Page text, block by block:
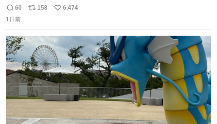
でない程潰れてまして」って えっ😳 見に行くとこの状態
😭 海渡ってくる時に潰れたっぽい 「一旦戻して新しいの
て事で中身無事だったから連れて帰って来た😅 壊れる物な
くて良かった
返
信
60
リ
ト
数
158
い
数
6,474
1日前